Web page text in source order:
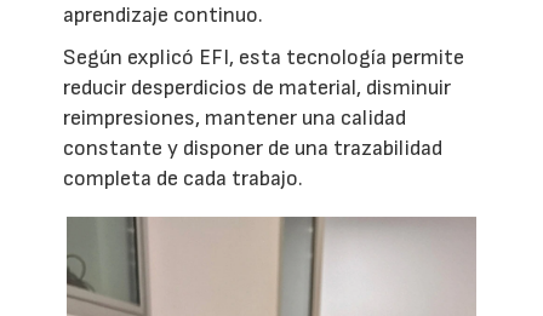
aprendizaje continuo.
Según explicó EFI, esta tecnología permite
reducir desperdicios de material, disminuir
reimpresiones, mantener una calidad
constante y disponer de una trazabilidad
completa de cada trabajo.